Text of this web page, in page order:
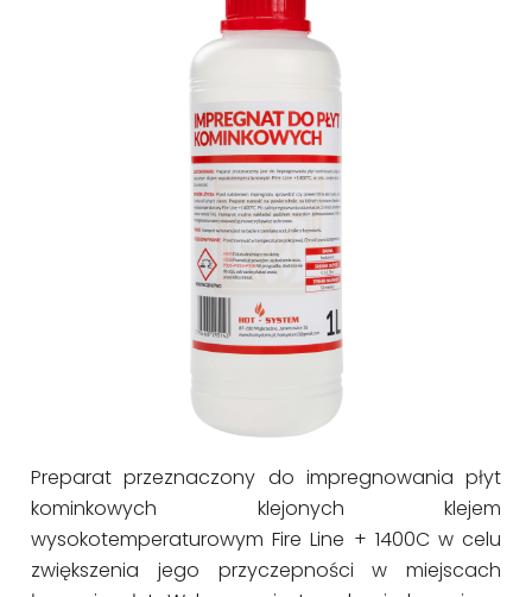
Preparat przeznaczony do impregnowania płyt
kominkowych klejonych klejem
wysokotemperaturowym Fire Line + 1400C w celu
zwiększenia jego przyczepności w miejscach